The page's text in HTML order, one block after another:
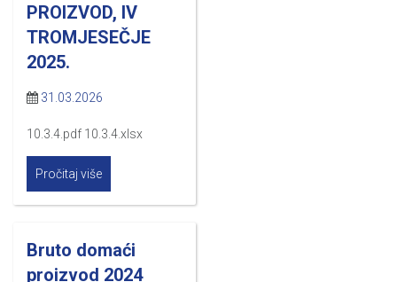
PROIZVOD, IV
TROMJESEČJE
2025.
31.03.2026
10.3.4.pdf 10.3.4.xlsx
Pročitaj više
Bruto domaći
proizvod 2024